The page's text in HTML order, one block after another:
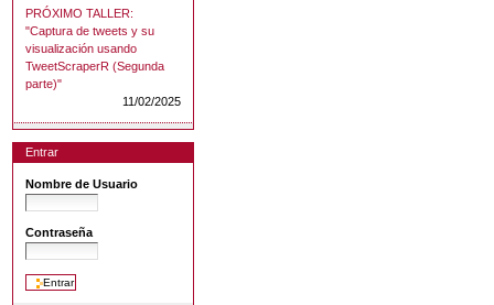
PRÓXIMO TALLER:
"Captura de tweets y su
visualización usando
TweetScraperR (Segunda
parte)"
11/02/2025
Entrar
Nombre de Usuario
Contraseña